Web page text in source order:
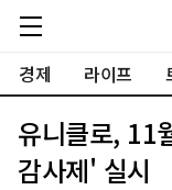
경제 라이프
유니클로, 11
감사제' 실시